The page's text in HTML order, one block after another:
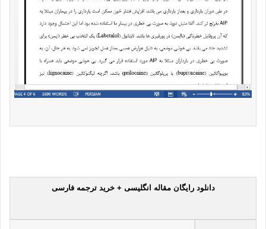
دانلود رایگان مقاله انگلیسی + خرید ترجمه فارسی